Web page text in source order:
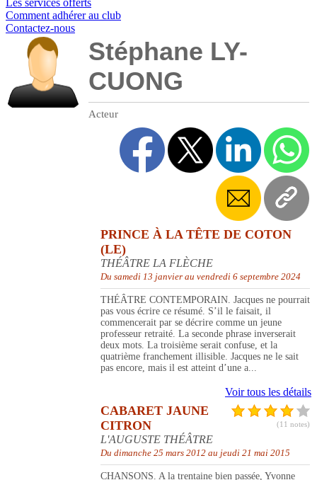
Les services offerts
Comment adhérer au club
Contactez-nous
Stéphane LY-
CUONG
Acteur
PRINCE À LA TÊTE DE COTON
(LE)
THÉÂTRE LA FLÈCHE
Du samedi 13 janvier au vendredi 6 septembre 2024
THÉÂTRE CONTEMPORAIN. Jacques ne pourrait
pas vous écrire ce résumé. S’il le faisait, il
commencerait par se décrire comme un jeune
professeur retraité. La seconde phrase inverserait
deux mots. La troisième serait confuse, et la
quatrième franchement illisible. Jacques ne le sait
pas encore, mais il est atteint d’une a...
Voir tous les détails
(11 notes)
CABARET JAUNE
CITRON
L'AUGUSTE THÉÂTRE
Du dimanche 25 mars 2012 au jeudi 21 mai 2015
CHANSONS. A la trentaine bien passée, Yvonne